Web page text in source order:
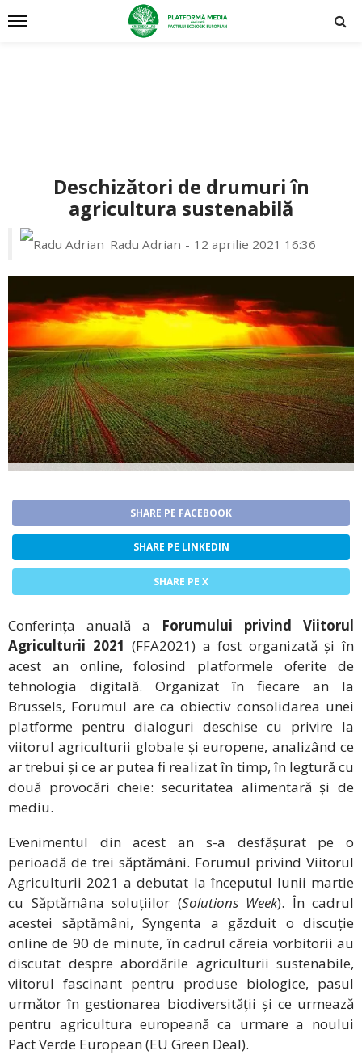
Deschizători de drumuri în
agricultura sustenabilă
Radu Adrian 12 aprilie 2021 16:36
SHARE PE FACEBOOK
SHARE PE LINKEDIN
SHARE PE X
Conferința anuală a Forumului privind Viitorul
Agriculturii 2021 (FFA2021) a fost organizată și în
acest an online, folosind platformele oferite de
tehnologia digitală. Organizat în fiecare an la
Brussels, Forumul are ca obiectiv consolidarea unei
platforme pentru dialoguri deschise cu privire la
viitorul agriculturii globale și europene, analizând ce
ar trebui și ce ar putea fi realizat în timp, în legtură cu
două provocări cheie: securitatea alimentară și de
mediu.
Evenimentul din acest an s-a desfășurat pe o
perioadă de trei săptămâni. Forumul privind Viitorul
Agriculturii 2021 a debutat la începutul lunii martie
cu Săptămâna soluțiilor (Solutions Week). În cadrul
acestei săptămâni, Syngenta a găzduit o discuție
online de 90 de minute, în cadrul căreia vorbitorii au
discutat despre abordările agriculturii sustenabile,
viitorul fascinant pentru produse biologice, pasul
următor în gestionarea biodiversității și ce urmează
pentru agricultura europeană ca urmare a noului
Pact Verde European (EU Green Deal).